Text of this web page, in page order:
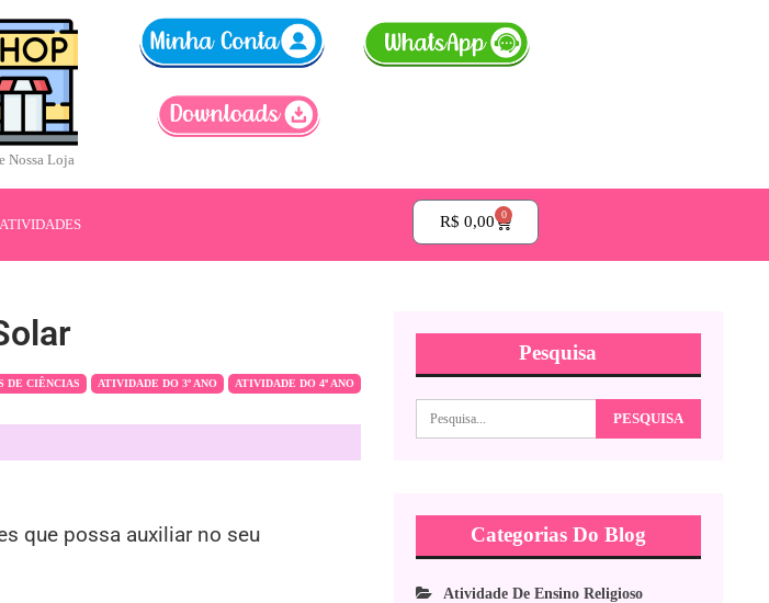
Nossa Loja
R$ 0,00 0
DE CIÊNCIAS ATIVIDADE DO 3º ANO ATIVIDADE DO 4º ANO
que possa auxiliar no seu
Pesquisa
Categorias Do Blog
Atividade De Ensino Religioso